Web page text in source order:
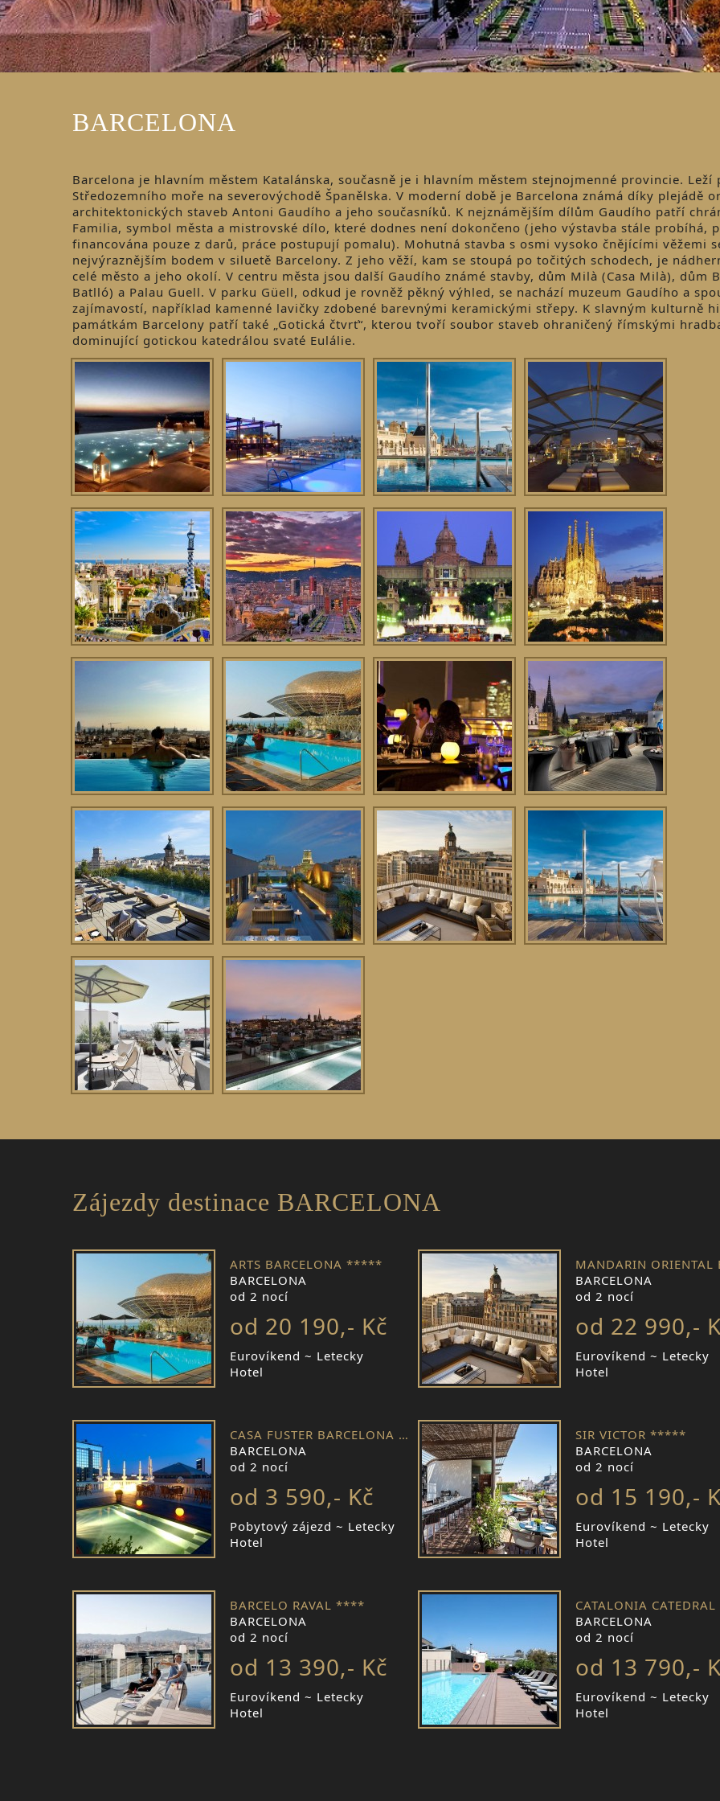
BARCELONA
Barcelona je hlavním městem Katalánska, současně je i hlavním městem stejnojmenné provincie. Leží
Středozemního moře na severovýchodě Španělska. V moderní době je Barcelona známá díky plejádě
architektonických staveb Antoni Gaudího a jeho současníků. K nejznámějším dílům Gaudího patří
Familia, symbol města a mistrovské dílo, které dodnes není dokončeno (jeho výstavba stále probíhá,
financována pouze z darů, práce postupují pomalu). Mohutná stavba s osmi vysoko čnějícími věžemi
nejvýraznějším bodem v siluetě Barcelony. Z jeho věží, kam se stoupá po točitých schodech, je
celé město a jeho okolí. V centru města jsou další Gaudího známé stavby, dům Milà (Casa Milà), dům
Batlló) a Palau Guell. V parku Güell, odkud je rovněž pěkný výhled, se nachází muzeum Gaudího a
zajímavostí, například kamenné lavičky zdobené barevnými keramickými střepy. K slavným kulturně
památkám Barcelony patří také „Gotická čtvrť“, kterou tvoří soubor staveb ohraničený římskými
dominující gotickou katedrálou svaté Eulálie.
Zájezdy destinace BARCELONA
ARTS BARCELONA *****
BARCELONA
od 2 nocí
od 20 190,- Kč
Eurovíkend ~ Letecky
Hotel
BARCELONA
od 2 nocí
od 22 990,-
Eurovíkend ~ Letecky
Hotel
CASA FUSTER BARCELONA *****
BARCELONA
od 2 nocí
od 3 590,- Kč
Pobytový zájezd ~ Letecky
Hotel
SIR VICTOR *****
BARCELONA
od 2 nocí
od 15 190,-
Eurovíkend ~ Letecky
Hotel
BARCELO RAVAL ****
BARCELONA
od 2 nocí
od 13 390,- Kč
Eurovíkend ~ Letecky
Hotel
CATALONIA
BARCELONA
od 2 nocí
od 13 790,-
Eurovíkend ~ Letecky
Hotel